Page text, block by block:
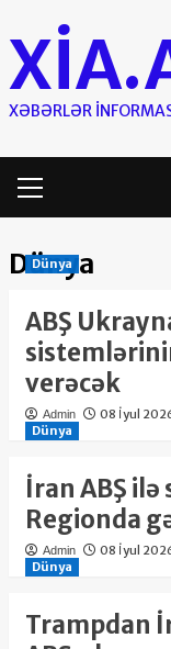
to
content
XƏBƏRLƏR
Menu
Dünya
Dünya
ABŞ
verəcək
Admin
08 İyul
Dünya
İran ABŞ
Regionda
Admin
08 İyul
Dünya
Trampdan